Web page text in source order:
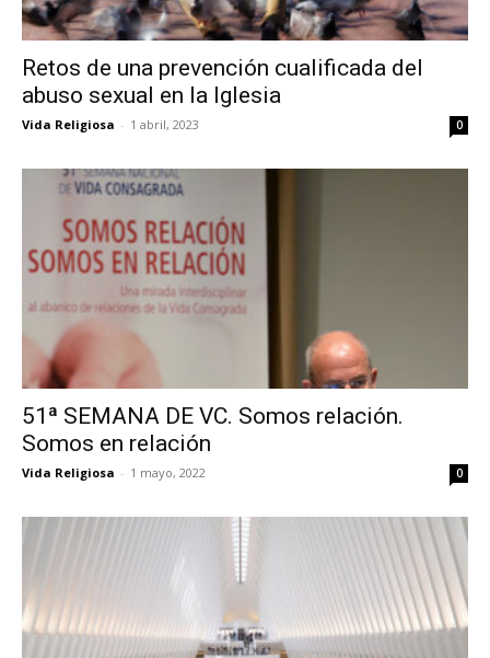
Retos de una prevención cualificada del
abuso sexual en la Iglesia
Vida Religiosa - 1 abril, 2023 0
51ª SEMANA DE VC. Somos relación.
Somos en relación
Vida Religiosa - 1 mayo, 2022 0